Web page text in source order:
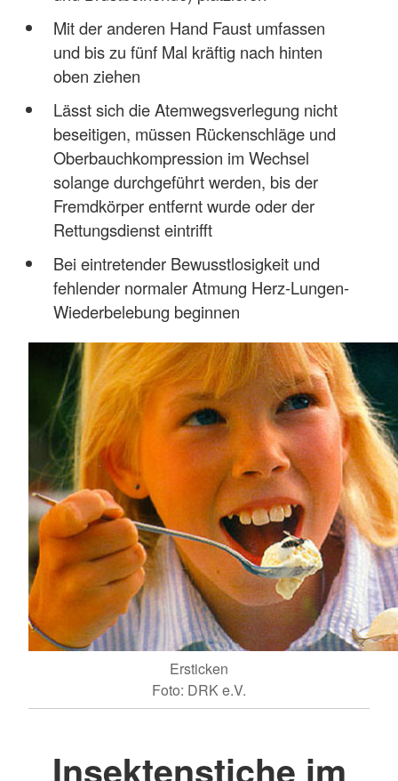
Mit der anderen Hand Faust umfassen
und bis zu fünf Mal kräftig nach hinten
oben ziehen
Lässt sich die Atemwegsverlegung nicht
beseitigen, müssen Rückenschläge und
Oberbauchkompression im Wechsel
solange durchgeführt werden, bis der
Fremdkörper entfernt wurde oder der
Rettungsdienst eintrifft
Bei eintretender Bewusstlosigkeit und
fehlender normaler Atmung Herz-Lungen-
Wiederbelebung beginnen
Ersticken
Foto: DRK e.V.
Insektenstiche im